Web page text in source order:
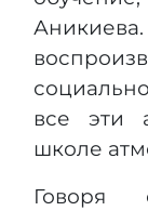
все эти
школе